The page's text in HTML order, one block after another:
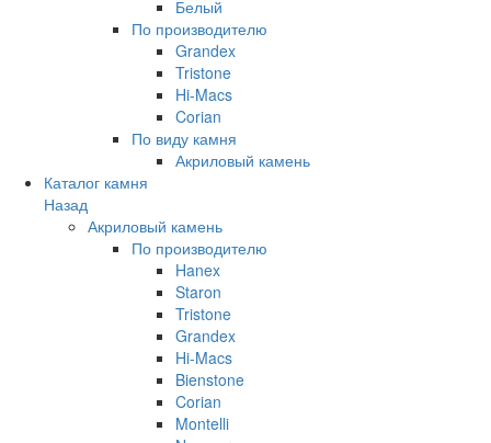
Белый
По производителю
Grandex
Tristone
Hi-Macs
Corian
По виду камня
Акриловый камень
Каталог камня
Назад
Акриловый камень
По производителю
Hanex
Staron
Tristone
Grandex
Hi-Macs
Bienstone
Corian
Montelli